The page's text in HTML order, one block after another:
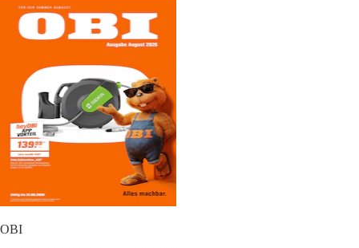
OBI